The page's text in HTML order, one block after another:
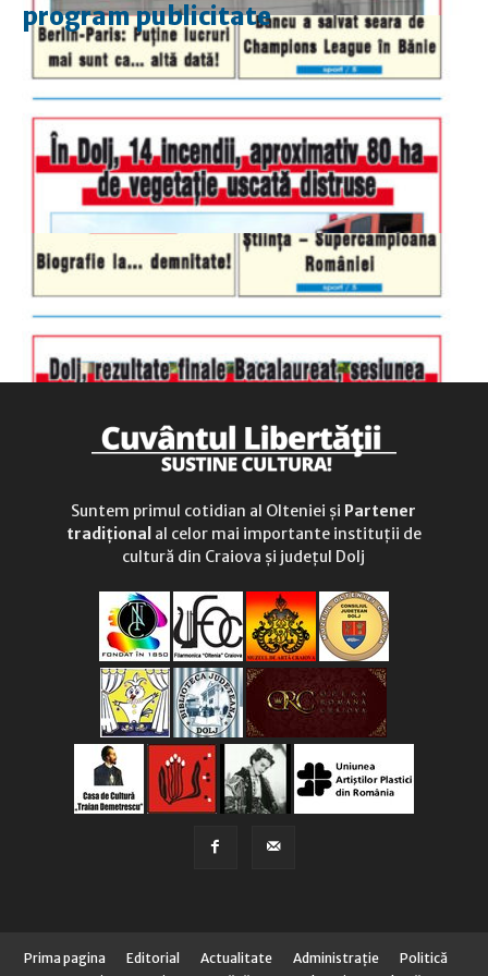
program publicitate
luni-vineri
9.00 - 17.00
duminică
9.00 - 12.00
Suntem primul cotidian al Olteniei și Partener
tradițional al celor mai importante instituții de
cultură din Craiova și județul Dolj
Prima pagina Editorial Actualitate Administraţie
Politică